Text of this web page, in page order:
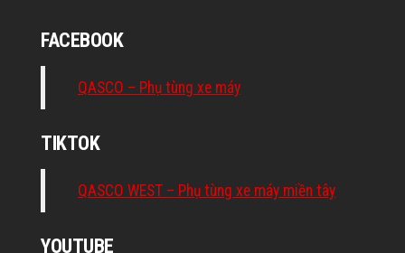
FACEBOOK
QASCO – Phụ tùng xe máy
TIKTOK
QASCO WEST – Phụ tùng xe máy miền tây
YOUTUBE